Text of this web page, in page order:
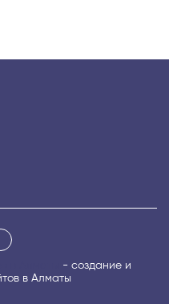
- создание и
в Алматы